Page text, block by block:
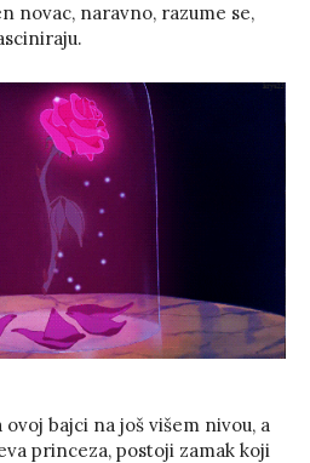
novac, naravno, razume se,
bajci na još višem nivou, a
princeza, postoji zamak koji